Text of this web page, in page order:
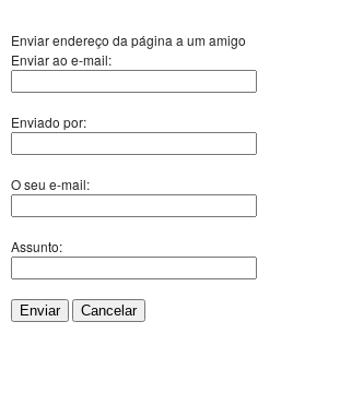
Enviar endereço da página a um amigo
Enviar ao e-mail:
Enviado por:
O seu e-mail:
Assunto:
Enviar Cancelar